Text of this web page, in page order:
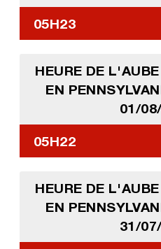
05H23
HEURE DE
EN
01/
05H22
HEURE DE
EN
31/